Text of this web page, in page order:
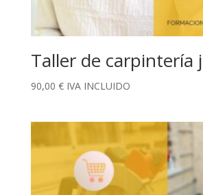
Taller de carpintería
90,00 € IVA INCLUIDO